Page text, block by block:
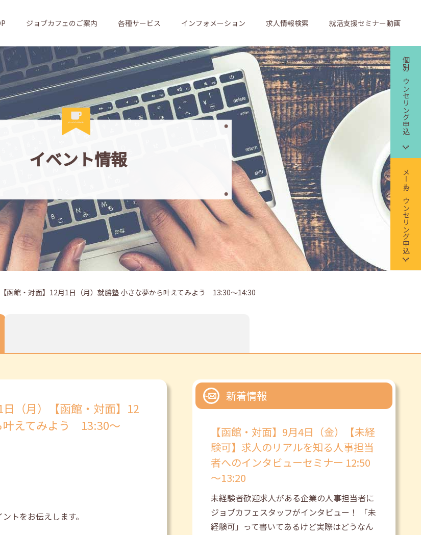
ジョブカフェのご案内 各種サービス インフォメーション 求人情報検索 就活支援セミナー動画
個別カウンセリング申込
メールカウンセリング申込
イベント情報
函館・対面】12月1日（月）就勝塾 小さな夢から叶えてみよう 13:30～14:30
（月）【函館・対面】12
叶えてみよう 13:30～
トをお伝えします。
新着情報
【函館・対面】9月4日（金）【未経
験可】求人のリアルを知る人事担当
者へのインタビューセミナー 12:50
～13:20
未経験者歓迎求人がある企業の人事担当者に
ジョブカフェスタッフがインタビュー！ 「未
経験可」って書いてあるけど実際はどうなん